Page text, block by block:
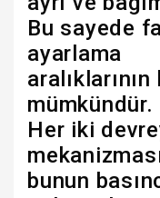
Bu sayede
ayarlama
mümkündür.
Her iki
bunun